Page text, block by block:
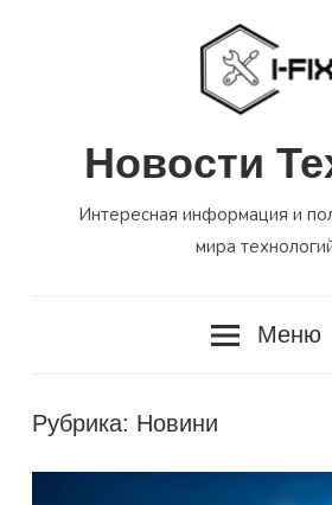
Новости
Интересная информация и
мира
Меню
Рубрика: Новини